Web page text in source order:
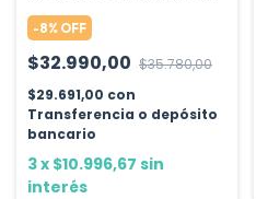
-8% OFF
$32.990,00 $35.780,00
$29.691,00 con
Transferencia o depósito
bancario
3x $10.996,67 sin
interés